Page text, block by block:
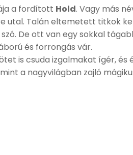
a fordított Hold. Vagy más
utal. Talán eltemetett titkok
De ott van egy sokkal
és forrongás vár.
is csuda izgalmakat ígér,
a nagyvilágban zajló